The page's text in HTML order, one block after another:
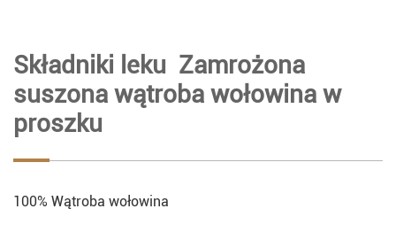
Składniki leku Zamrożona
suszona wątroba wołowina w
proszku
100% Wątroba wołowina